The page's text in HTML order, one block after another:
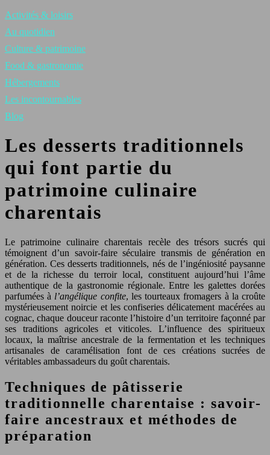
Activités & loisirs
Au quotidien
Culture & patrimoine
Food & gastronomie
Hébergements
Les incontournables
Blog
Les desserts traditionnels
qui font partie du
patrimoine culinaire
charentais
Le patrimoine culinaire charentais recèle des trésors sucrés qui
témoignent d’un savoir-faire séculaire transmis de génération en
génération. Ces desserts traditionnels, nés de l’ingéniosité paysanne
et de la richesse du terroir local, constituent aujourd’hui l’âme
authentique de la gastronomie régionale. Entre les galettes dorées
parfumées à l’angélique confite, les tourteaux fromagers à la croûte
mystérieusement noircie et les confiseries délicatement macérées au
cognac, chaque douceur raconte l’histoire d’un territoire façonné par
ses traditions agricoles et viticoles. L’influence des spiritueux
locaux, la maîtrise ancestrale de la fermentation et les techniques
artisanales de caramélisation font de ces créations sucrées de
véritables ambassadeurs du goût charentais.
Techniques de pâtisserie
traditionnelle charentaise : savoir-
faire ancestraux et méthodes de
préparation